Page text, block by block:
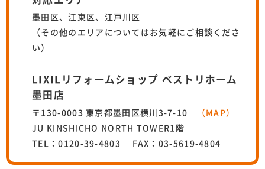
墨田区、江東区、江戸川区
（その他のエリアについてはお気軽にご相談くださ
い）
LIXILリフォームショップ ベストリホーム
墨田店
〒130-0003 東京都墨田区横川3-7-10
（MAP）
JU KINSHICHO NORTH TOWER1階
TEL：0120-39-4803 FAX：03-5619-4804